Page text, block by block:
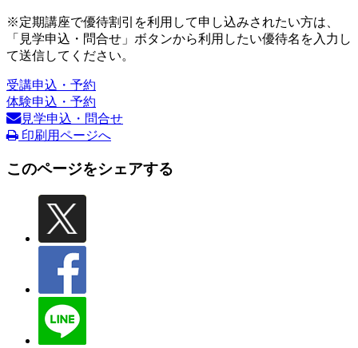
※定期講座で優待割引を利用して申し込みされたい方は、
「見学申込・問合せ」ボタンから利用したい優待名を入力し
て送信してください。
受講申込・予約
体験申込・予約
見学申込・問合せ
印刷用ページへ
このページをシェアする